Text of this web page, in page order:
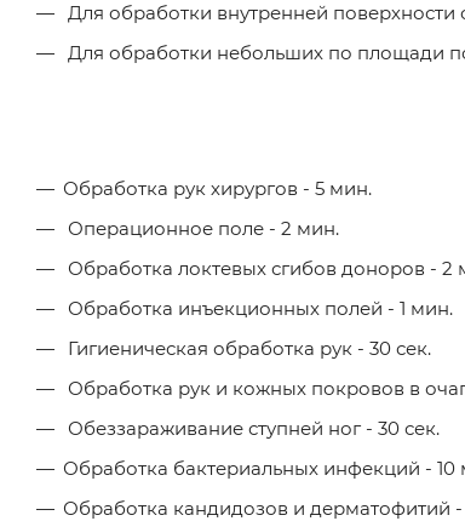
Для обработки внутренней
Для обработки небольших по площади
Обработка рук хирургов - 5 мин.
Операционное поле - 2 мин.
Обработка локтевых сгибов доноров - 2
Обработка инъекционных полей - 1 мин.
Гигиеническая обработка рук - 30 сек.
Обработка рук и кожных покровов в
Обеззараживание ступней ног - 30 сек.
Обработка бактериальных инфекций - 10
Обработка кандидозов и дерматофитий -